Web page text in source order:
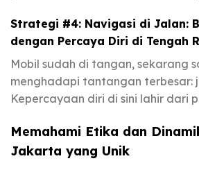
Strategi #4: Navigasi di Jalan:
dengan Percaya Diri di Tengah
Mobil sudah di tangan, sekarang
menghadapi tantangan terbesar:
Kepercayaan diri di sini lahir dari
Memahami Etika dan
Jakarta yang Unik